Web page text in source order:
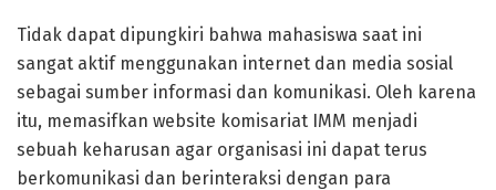
Tidak dapat dipungkiri bahwa mahasiswa saat ini
sangat aktif menggunakan internet dan media sosial
sebagai sumber informasi dan komunikasi. Oleh karena
itu, memasifkan website komisariat IMM menjadi
sebuah keharusan agar organisasi ini dapat terus
berkomunikasi dan berinteraksi dengan para